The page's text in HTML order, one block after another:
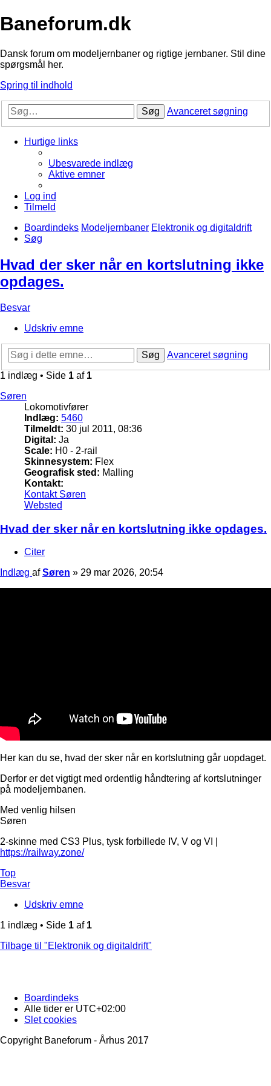
Baneforum.dk
Dansk forum om modeljernbaner og rigtige jernbaner. Stil dine
spørgsmål her.
Spring til indhold
Søg Avanceret søgning
Hurtige links
Ubesvarede indlæg
Aktive emner
Log ind
Tilmeld
Boardindeks Modeljernbaner Elektronik og digitaldrift
Søg
Hvad der sker når en kortslutning ikke
opdages.
Besvar
Udskriv emne
Søg
Avanceret søgning
1 indlæg • Side 1 af 1
Søren
Lokomotivfører
Indlæg: 5460
Tilmeldt: 30 jul 2011, 08:36
Digital: Ja
Scale: H0 - 2-rail
Skinnesystem: Flex
Geografisk sted: Malling
Kontakt:
Kontakt Søren
Websted
Hvad der sker når en kortslutning ikke opdages.
Citer
Indlæg afSøren » 29 mar 2026, 20:54
Her kan du se, hvad der sker når en kortslutning går uopdaget.
Derfor er det vigtigt med ordentlig håndtering af kortslutninger
på modeljernbanen.
Med venlig hilsen
Søren
2-skinne med CS3 Plus, tysk forbillede IV, V og VI |
https://railway.zone/
Top
Besvar
Udskriv emne
1 indlæg • Side 1 af 1
Tilbage til "Elektronik og digitaldrift"
Boardindeks
Alle tider er UTC+02:00
Slet cookies
Copyright Baneforum - Århus 2017